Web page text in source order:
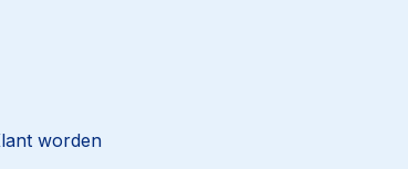
worden